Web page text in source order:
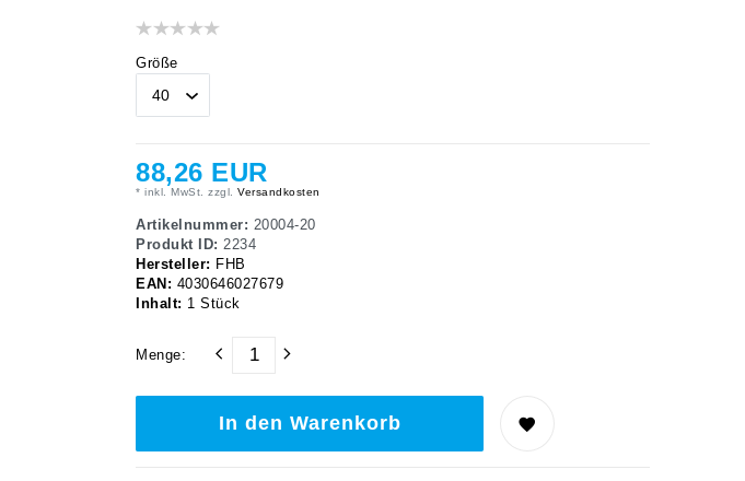
Größe
88,26 EUR
* inkl. MwSt. zzgl. Versandkosten
Artikelnummer: 20004-20
Produkt ID: 2234
Hersteller: FHB
EAN: 4030646027679
Inhalt: 1 Stück
Menge:
In den Warenkorb